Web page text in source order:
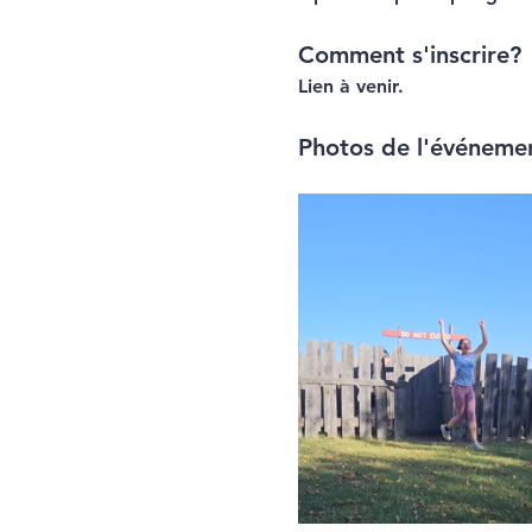
Comment s'inscrire?
Lien à venir.
Photos de